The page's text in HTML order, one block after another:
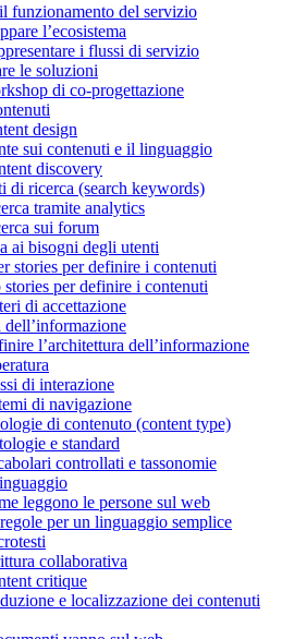
funzionamento del servizio
l’ecosistema
i flussi di servizio
le soluzioni
di co-progettazione
design
sui contenuti e il linguaggio
discovery
di ricerca (search keywords)
tramite analytics
sui forum
ai bisogni degli utenti
stories per definire i contenuti
stories per definire i contenuti
di accettazione
l’architettura dell’informazione
di interazione
di navigazione
di contenuto (content type)
e standard
controllati e tassonomie
leggono le persone sul web
per un linguaggio semplice
collaborativa
critique
e localizzazione dei contenuti